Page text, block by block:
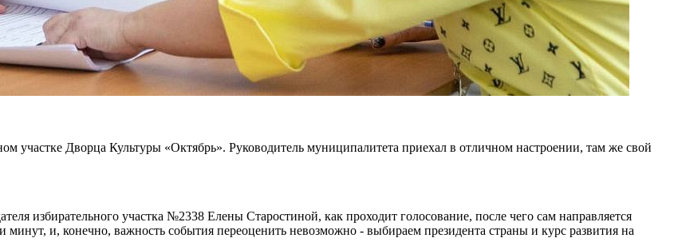
участке Дворца Культуры «Октябрь». Руководитель муниципалитета приехал в отличном настроении, там же свой
избирательного участка №2338 Елены Старостиной, как проходит голосование, после чего сам направляется
минут, и, конечно, важность события переоценить невозможно - выбираем президента страны и курс развития на